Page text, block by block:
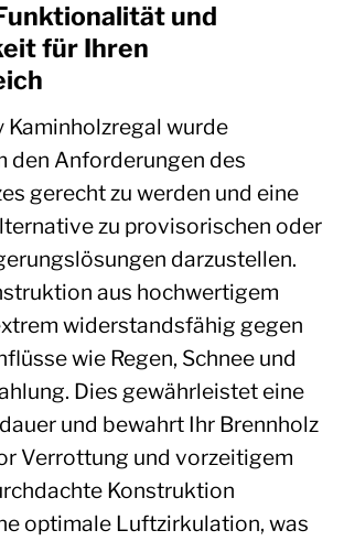
und
für Ihren
Kaminholzregal wurde
den Anforderungen des
gerecht zu werden und eine
zu provisorischen oder
darzustellen.
aus hochwertigem
widerstandsfähig gegen
wie Regen, Schnee und
Dies gewährleistet eine
und bewahrt Ihr Brennholz
Verrottung und vorzeitigem
Konstruktion
optimale Luftzirkulation, was